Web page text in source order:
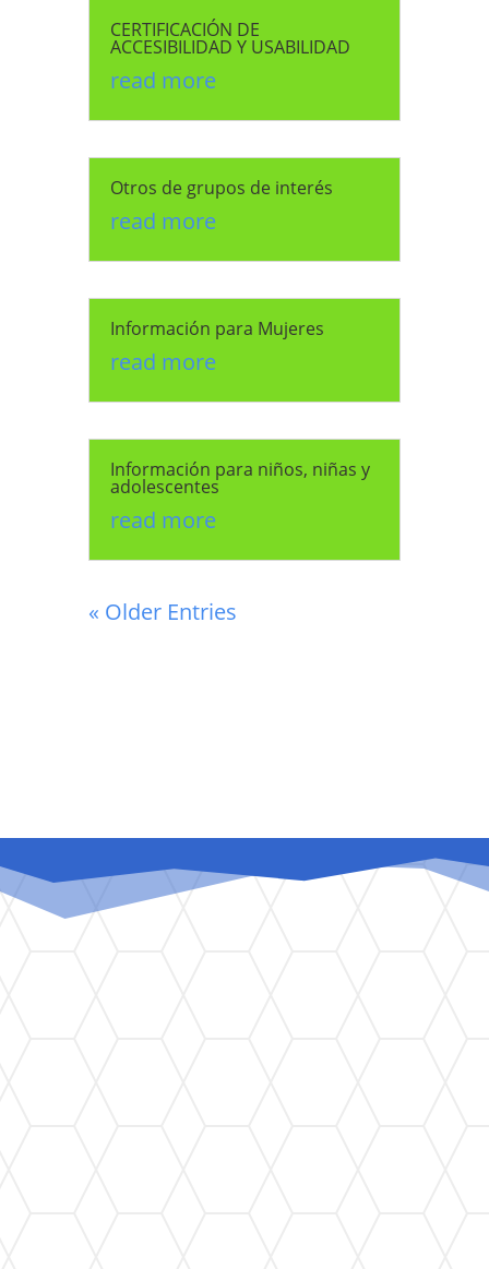
CERTIFICACIÓN DE
ACCESIBILIDAD Y USABILIDAD
read more
Otros de grupos de interés
read more
Información para Mujeres
read more
Información para niños, niñas y
adolescentes
read more
« Older Entries